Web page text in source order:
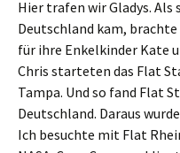
Hier trafen wir Gladys. Als
Deutschland kam,
für ihre Enkelkinder Kate
Chris starteten das Flat
Tampa. Und so fand Flat
Deutschland. Daraus
Ich besuchte mit Flat